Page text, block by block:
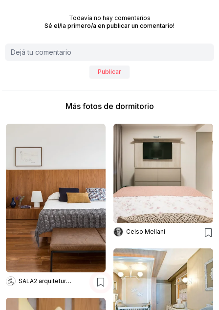
Todavía no hay comentarios
Sé el/la primero/a en publicar un comentario!
Publicar
Más fotos de dormitorio
SALA2 arquitetura e design
Celso Mellani